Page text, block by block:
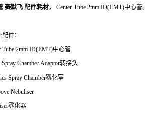
赛默飞 配件耗材， Center Tube 2mm ID(EMT)中心管。
件：
Tube 2mm ID(EMT)中心管
Chamber Adaptor转接头
Spray Chamber雾化室
Nebuliser
雾化器